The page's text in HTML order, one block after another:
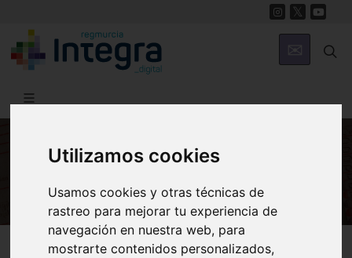
Utilizamos cookies
Usamos cookies y otras técnicas de
rastreo para mejorar tu experiencia de
navegación en nuestra web, para
mostrarte contenidos personalizados,
Región de Murcia Digital Historia Archivos